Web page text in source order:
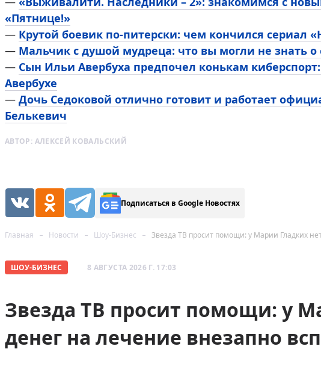
«Пятнице!»
— Крутой боевик по-питерски: чем кончился сериал
— Мальчик с душой мудреца: что вы могли не знать
— Сын Ильи Авербуха предпочел конькам
Авербухе
— Дочь Седоковой отлично готовит и работает
Белькевич
АВТОР: АЛЕКСЕЙ КОВАЛЬСКИЙ
Подписаться в Google Новостях
Главная Новости Шоу-Бизнес Звезда ТВ просит помощи: у Марии Гладких
ШОУ-БИЗНЕС 8 АВГУСТА 2026 Г. 17:03
Звезда ТВ просит помощи: у
денег на лечение внезапно